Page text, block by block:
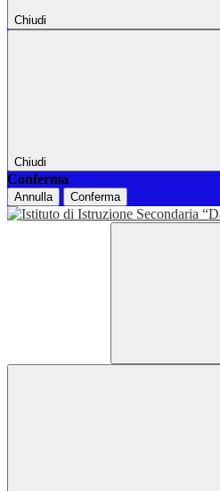
Chiudi
Chiudi
Conferma
Annulla Conferma